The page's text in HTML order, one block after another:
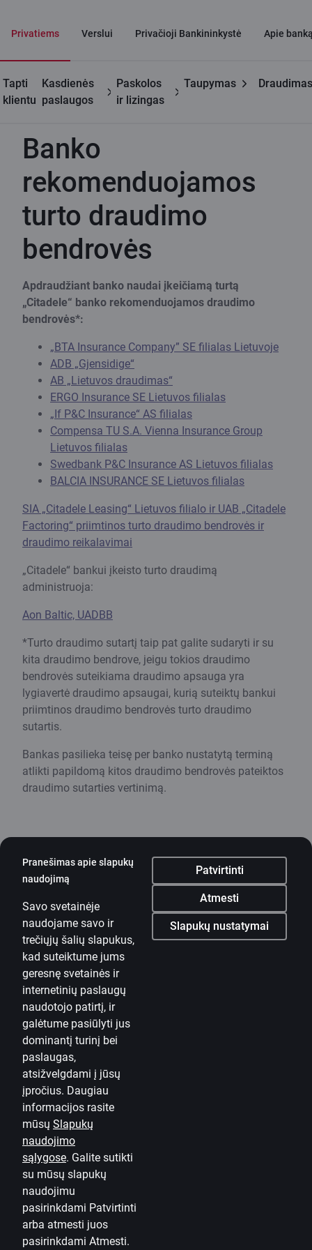
Pranešimas apie slapukų
naudojimą
Patvirtinti
Atmesti
Slapukų nustatymai
Savo svetainėje
naudojame savo ir
trečiųjų šalių slapukus,
kad suteiktume jums
geresnę svetainės ir
internetinių paslaugų
naudotojo patirtį, ir
galėtume pasiūlyti jus
dominantį turinį bei
paslaugas,
atsižvelgdami į jūsų
įpročius. Daugiau
informacijos rasite
mūsų Slapukų
naudojimo
sąlygose. Galite sutikti
su mūsų slapukų
naudojimu
pasirinkdami Patvirtinti
arba atmesti juos
pasirinkdami Atmesti.
Privatiems Verslui Privačioji Bankininkystė Apie
Tapti
klientu
Kasdienės
paslaugos
Paskolos
ir lizingas
Taupymas Draudimas
Naudinga Banko rekomenduojamos turto draudimo bendrovės
Banko
rekomenduojamos
turto draudimo
bendrovės
Apdraudžiant banko naudai įkeičiamą turtą
„Citadele“ banko rekomenduojamos draudimo
bendrovės*:
„BTA Insurance Company” SE filialas Lietuvoje
ADB „Gjensidige“
AB „Lietuvos draudimas“
ERGO Insurance SE Lietuvos filialas
„If P&C Insurance“ AS filialas
Compensa TU S.A. Vienna Insurance Group
Lietuvos filialas
Swedbank P&C Insurance AS Lietuvos filialas
BALCIA INSURANCE SE Lietuvos filialas
SIA „Citadele Leasing“ Lietuvos filialo ir UAB „Citadele
Factoring“ priimtinos turto draudimo bendrovės ir
draudimo reikalavimai
„Citadele“ bankui įkeisto turto draudimą
administruoja:
Aon Baltic, UADBB
*Turto draudimo sutartį taip pat galite sudaryti ir su
kita draudimo bendrove, jeigu tokios draudimo
bendrovės suteikiama draudimo apsauga yra
lygiavertė draudimo apsaugai, kurią suteiktų bankui
priimtinos draudimo bendrovės turto draudimo
sutartis.
Bankas pasilieka teisę per banko nustatytą terminą
atlikti papildomą kitos draudimo bendrovės pateiktos
draudimo sutarties vertinimą.
Mobilioji programėlė
Parsisiųsti programėlę
Parsisiųsti programėlę
Programėlė „iOS“ ir
„Android“ įrenginiams
Susisiekite su mumis
Kontaktai
Naudinga informacija
„Citadele“
Apie banką
Žiniasklaidai
Karjera
Tinklaraštis
Taisyklės ir sąlygos
Naudojimosi taisyklės
Slapukų nuostatos